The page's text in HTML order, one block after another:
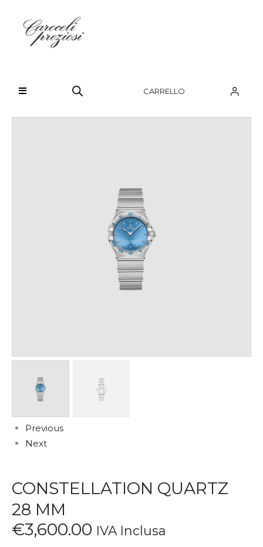
CARRELLO
CHI SIAMO
BRAND
CONTATTI
Previous
Next
CONSTELLATION QUARTZ
28 MM
€3,600.00 IVA Inclusa